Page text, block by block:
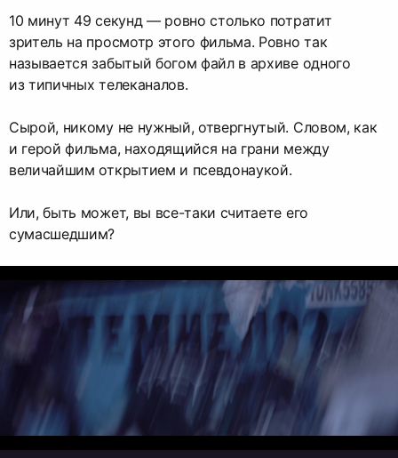
10 минут 49 секунд — ровно столько потратит
зритель на просмотр этого фильма. Ровно так
называется забытый богом файл в архиве одного
из типичных телеканалов.
Сырой, никому не нужный, отвергнутый. Словом, как
и герой фильма, находящийся на грани между
величайшим открытием и псевдонаукой.
Или, быть может, вы все-таки считаете его
сумасшедшим?